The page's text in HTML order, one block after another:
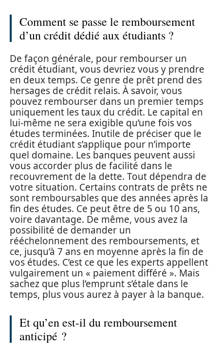
Comment se passe le remboursement
d’un crédit dédié aux étudiants ?
De façon générale, pour rembourser un
crédit étudiant, vous devriez vous y prendre
en deux temps. Ce genre de prêt prend des
hersages de crédit relais. À savoir, vous
pouvez rembourser dans un premier temps
uniquement les taux du crédit. Le capital en
lui-même ne sera exigible qu’une fois vos
études terminées. Inutile de préciser que le
crédit étudiant s’applique pour n’importe
quel domaine. Les banques peuvent aussi
vous accorder plus de facilité dans le
recouvrement de la dette. Tout dépendra de
votre situation. Certains contrats de prêts ne
sont remboursables que des années après la
fin des études. Ce peut être de 5 ou 10 ans,
voire davantage. De même, vous avez la
possibilité de demander un
rééchelonnement des remboursements, et
ce, jusqu’à 7 ans en moyenne après la fin de
vos études. C’est ce que les experts appellent
vulgairement un « paiement différé ». Mais
sachez que plus l’emprunt s’étale dans le
temps, plus vous aurez à payer à la banque.
Et qu’en est-il du remboursement
anticipé ?